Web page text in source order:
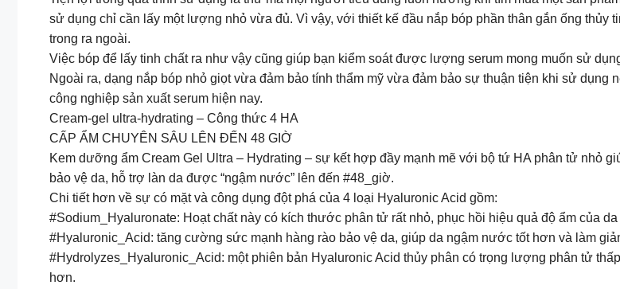
sử dụng chỉ cần lấy một lượng nhỏ vừa đủ. Vì vậy, với thiết kế đầu nắp bóp phần thân gắn ống thủy
trong ra ngoài.
Việc bóp để lấy tinh chất ra như vậy cũng giúp bạn kiểm soát được lượng serum mong muốn sử
Ngoài ra, dạng nắp bóp nhỏ giọt vừa đảm bảo tính thẩm mỹ vừa đảm bảo sự thuận tiện khi sử
công nghiệp sản xuất serum hiện nay.
Cream-gel ultra-hydrating – Công thức 4 HA
CẤP ẨM CHUYÊN SÂU LÊN ĐẾN 48 GIỜ
Kem dưỡng ẩm Cream Gel Ultra – Hydrating – sự kết hợp đầy mạnh mẽ với bộ tứ HA phân tử nhỏ
bảo vệ da, hỗ trợ làn da được “ngậm nước” lên đến #48_giờ.
Chi tiết hơn về sự có mặt và công dụng đột phá của 4 loại Hyaluronic Acid gồm:
#Sodium_Hyaluronate: Hoạt chất này có kích thước phân tử rất nhỏ, phục hồi hiệu quả độ ẩm của
#Hyaluronic_Acid: tăng cường sức mạnh hàng rào bảo vệ da, giúp da ngậm nước tốt hơn và làm
#Hydrolyzes_Hyaluronic_Acid: một phiên bản Hyaluronic Acid thủy phân có trọng lượng phân tử
hơn.